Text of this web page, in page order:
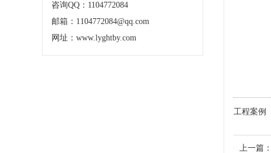
咨询QQ：1104772084
邮箱：1104772084@qq.com
网址：www.lyghtby.com
工程案例
上一篇：